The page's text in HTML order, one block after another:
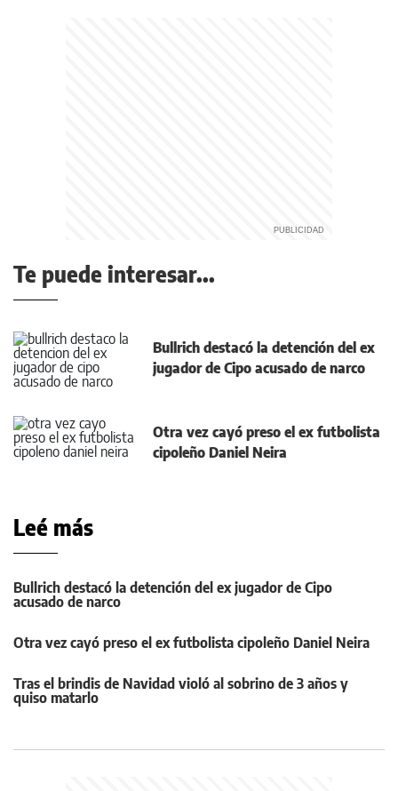
Te puede interesar...
Bullrich destacó la detención del ex
jugador de Cipo acusado de narco
Otra vez cayó preso el ex futbolista
cipoleño Daniel Neira
Leé más
Bullrich destacó la detención del ex jugador de Cipo
acusado de narco
Otra vez cayó preso el ex futbolista cipoleño Daniel Neira
Tras el brindis de Navidad violó al sobrino de 3 años y
quiso matarlo